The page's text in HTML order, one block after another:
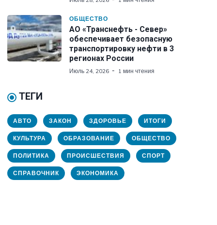
ОБЩЕСТВО
АО «Транснефть - Север»
обеспечивает безопасную
транспортировку нефти в 3
регионах России
Июль 24, 2026 1 мин чтения
ТЕГИ
АВТО ЗАКОН ЗДОРОВЬЕ ИТОГИ
КУЛЬТУРА ОБРАЗОВАНИЕ ОБЩЕСТВО
ПОЛИТИКА ПРОИСШЕСТВИЯ СПОРТ
СПРАВОЧНИК ЭКОНОМИКА